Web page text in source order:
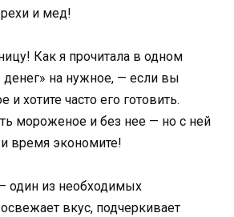
и мед!
Как я прочитала в одном
денег» на нужное, — если вы
хотите часто его готовить.
мороженое и без нее — но с ней
время экономите!
один из необходимых
вкус, подчеркивает